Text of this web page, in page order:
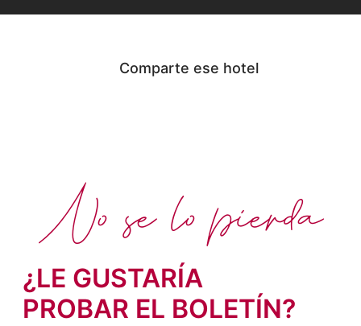
Comparte ese hotel
¿LE GUSTARÍA
PROBAR EL BOLETÍN?
No se lo pierda